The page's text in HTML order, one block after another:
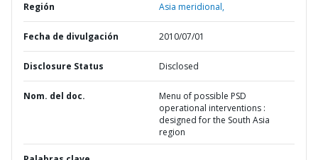
Región Asia meridional,
Fecha de divulgación 2010/07/01
Disclosure Status Disclosed
Nom. del doc.
Menu of possible PSD
operational interventions :
designed for the South Asia
region